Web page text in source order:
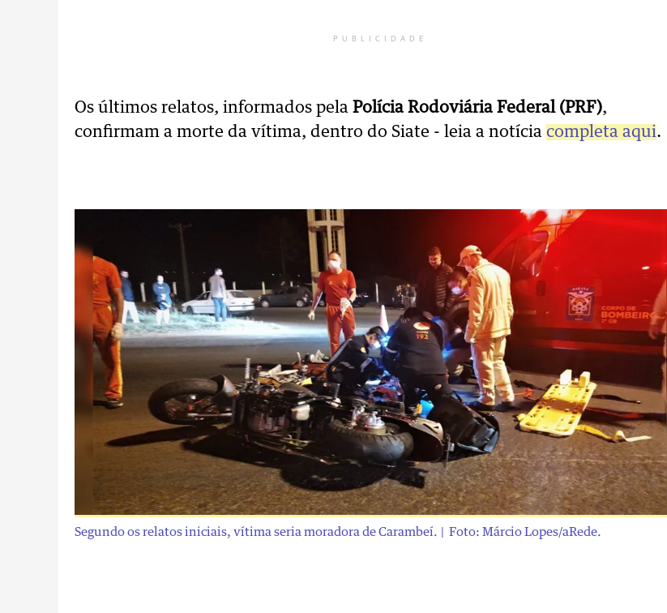
PUBLICIDADE
Os últimos relatos, informados pela Polícia Rodoviária Federal (PRF),
confirmam a morte da vítima, dentro do Siate - leia a notícia completa aqui.
Segundo os relatos iniciais, vítima seria moradora de Carambeí. | Foto: Márcio Lopes/aRede.